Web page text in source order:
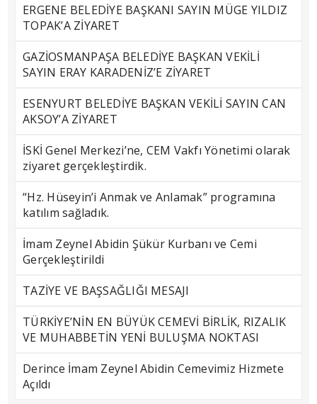
ERGENE BELEDİYE BAŞKANI SAYIN MÜGE YILDIZ
TOPAK’A ZİYARET
GAZİOSMANPAŞA BELEDİYE BAŞKAN VEKİLİ
SAYIN ERAY KARADENİZ’E ZİYARET
ESENYURT BELEDİYE BAŞKAN VEKİLİ SAYIN CAN
AKSOY’A ZİYARET
İSKİ Genel Merkezi’ne, CEM Vakfı Yönetimi olarak
ziyaret gerçekleştirdik.
“Hz. Hüseyin’i Anmak ve Anlamak” programına
katılım sağladık.
İmam Zeynel Abidin Şükür Kurbanı ve Cemi
Gerçekleştirildi
TAZİYE VE BAŞSAĞLIĞI MESAJI
TÜRKİYE’NİN EN BÜYÜK CEMEVİ BİRLİK, RIZALIK
VE MUHABBETİN YENİ BULUŞMA NOKTASI
Derince İmam Zeynel Abidin Cemevimiz Hizmete
Açıldı